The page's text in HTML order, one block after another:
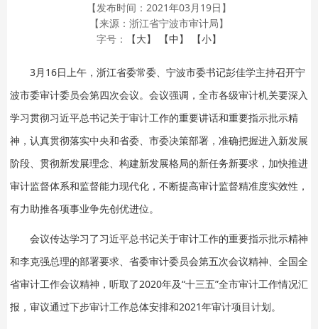
【发布时间：2021年03月19日】
【来源：浙江省宁波市审计局】
字号：
【大】 【中】 【小】
3月16日上午，浙江省委常委、宁波市委书记彭佳学主持召开宁
波市委审计委员会第四次会议。会议强调，全市各级审计机关要深入
学习贯彻习近平总书记关于审计工作的重要讲话和重要指示批示精
神，认真贯彻落实中央和省委、市委决策部署，准确把握进入新发展
阶段、贯彻新发展理念、构建新发展格局的新任务新要求，加快推进
审计监督体系和监督能力现代化，不断提高审计监督精准度实效性，
有力助推各项事业争先创优进位。
会议传达学习了习近平总书记关于审计工作的重要指示批示精神
和李克强总理的部署要求、省委审计委员会第五次会议精神、全国全
省审计工作会议精神，听取了2020年及“十三五”全市审计工作情况汇
报，审议通过下步审计工作总体安排和2021年审计项目计划。